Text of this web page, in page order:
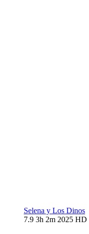
Selena y Los Dinos
7.9 3h 2m 2025 HD